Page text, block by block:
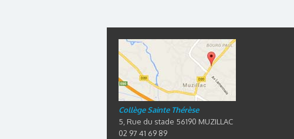
Collège Sainte Thérèse
5, Rue du stade 56190 MUZILLAC
02 97 41 69 89